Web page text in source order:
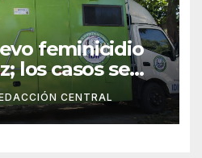
feminicidio
los casos se
el paísCENTRAL